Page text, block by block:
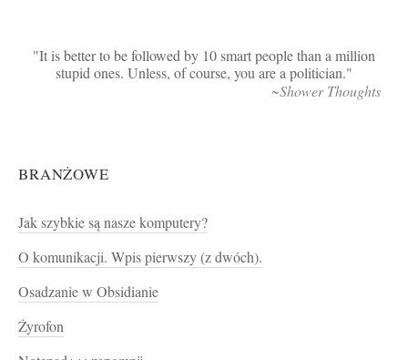
It is better to be followed by 10 smart people than a million
stupid ones. Unless, of course, you are a politician.
~Shower Thoughts
BRANŻOWE
Jak szybkie są nasze komputery?
O komunikacji. Wpis pierwszy (z dwóch).
Osadzanie w Obsidianie
Żyrofon